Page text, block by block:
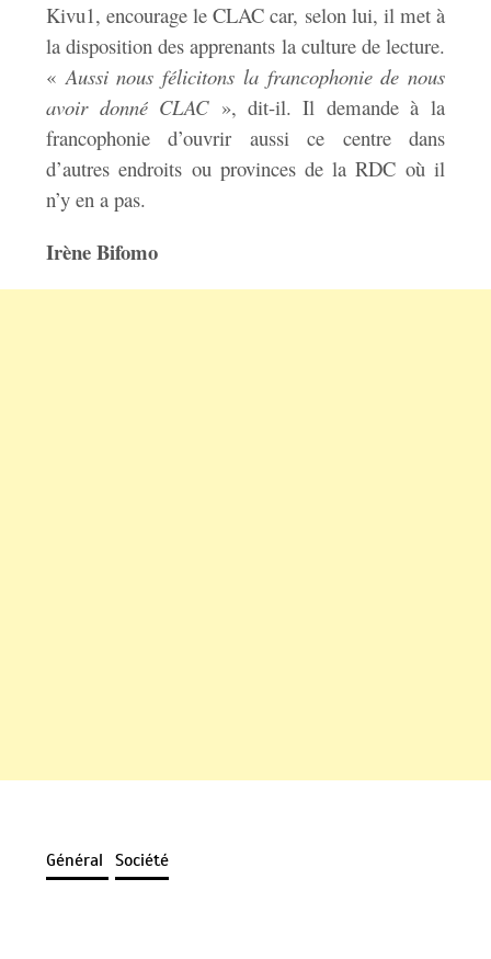
Kivu1, encourage le CLAC car, selon lui, il met à
la disposition des apprenants la culture de lecture.
«Aussi nous félicitons la francophonie de nous
avoir donné CLAC», dit-il. Il demande à la
francophonie d’ouvrir aussi ce centre dans
d’autres endroits ou provinces de la RDC où il
n’y en a pas.
Irène Bifomo
Général Société